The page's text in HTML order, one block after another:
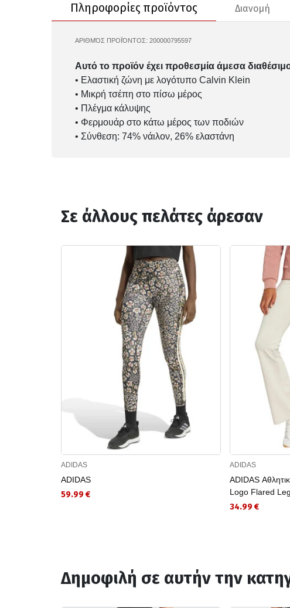
Πληροφορίες προϊόντος Διανομή
ΑΡΙΘΜΌΣ ΠΡΟΪΌΝΤΟΣ: 200000795597
Αυτό το προϊόν έχει προθεσμία άμεσα
• Ελαστική ζώνη με λογότυπο Calvin Klein
• Μικρή τσέπη στο πίσω μέρος
• Πλέγμα κάλυψης
• Φερμουάρ στο κάτω μέρος των ποδιών
• Σύνθεση: 74% νάιλον, 26% ελαστάνη
Σε άλλους πελάτες άρεσαν
ADIDAS
ADIDAS
59.99 €
ADIDAS
ADIDAS
Logo Flared
34.99 €
Δημοφιλή σε αυτήν την